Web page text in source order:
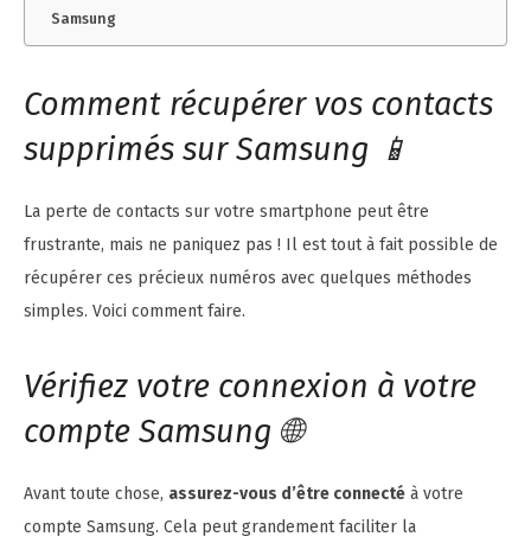
Samsung
Comment récupérer vos contacts
supprimés sur Samsung 📱
La perte de contacts sur votre smartphone peut être
frustrante, mais ne paniquez pas ! Il est tout à fait possible de
récupérer ces précieux numéros avec quelques méthodes
simples. Voici comment faire.
Vérifiez votre connexion à votre
compte Samsung 🌐
Avant toute chose, assurez-vous d’être connecté à votre
compte Samsung. Cela peut grandement faciliter la